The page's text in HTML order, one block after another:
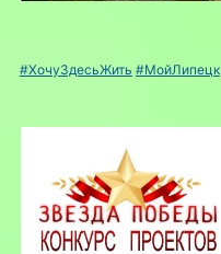
#ХочуЗдесьЖить #МойЛипецк